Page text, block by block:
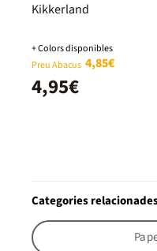
Kikkerland
+ Colors disponibles
Preu Abacus 4,85€
4,95€
Categories